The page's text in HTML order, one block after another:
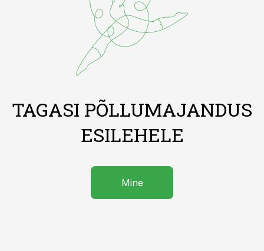
TAGASI PÕLLUMAJANDUS
ESILEHELE
Mine